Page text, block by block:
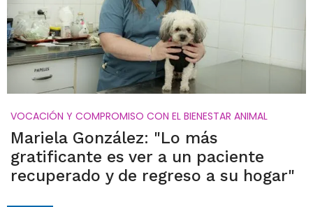
VOCACIÓN Y COMPROMISO CON EL BIENESTAR ANIMAL
Mariela González: "Lo más
gratificante es ver a un paciente
recuperado y de regreso a su hogar"